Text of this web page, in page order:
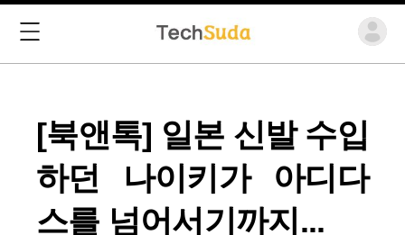
[북앤톡] 일본 신발 수입
하던 나이키가 아디다
스를 넘어서기까지...